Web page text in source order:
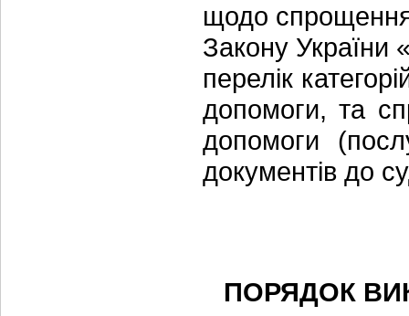
щодо спрощення
Закону України
перелік
допомоги, та
допомоги
документів до
ПОРЯДОК